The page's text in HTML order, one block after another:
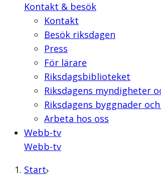
Kontakt & besök
Kontakt
Besök riksdagen
Press
För lärare
Riksdagsbiblioteket
Riksdagens myndigheter
Riksdagens byggnader
Arbeta hos oss
Webb-tv
Webb-tv
Start